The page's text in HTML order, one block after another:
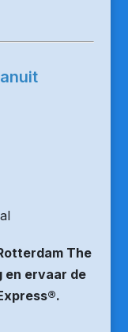
The
en ervaar de